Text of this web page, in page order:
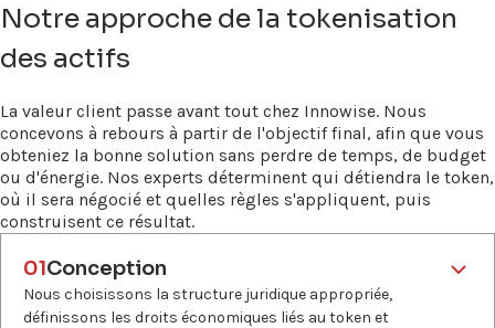
Notre approche de la tokenisation
des actifs
La valeur client passe avant tout chez Innowise. Nous
concevons à rebours à partir de l'objectif final, afin que vous
obteniez la bonne solution sans perdre de temps, de budget
ou d'énergie. Nos experts déterminent qui détiendra le token,
où il sera négocié et quelles règles s'appliquent, puis
construisent ce résultat.
01Conception
Nous choisissons la structure juridique appropriée,
définissons les droits économiques liés au token et